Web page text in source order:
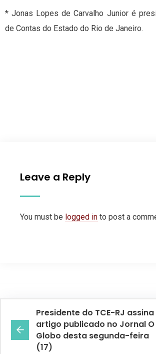
* Jonas Lopes de Carvalho Junior é
de Contas do Estado do Rio de Janeiro.
Leave a Reply
You must be logged in to post a
Presidente do TCE-RJ assina
artigo publicado no Jornal O
Globo desta segunda-feira
(17)